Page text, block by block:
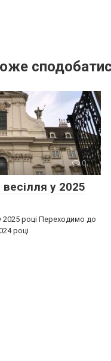
0
у 2025
2025 році Переходимо до
році